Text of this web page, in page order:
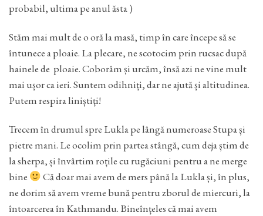
probabil, ultima pe anul ăsta )
Stăm mai mult de o oră la masă, timp în care începe să se
întunece a ploaie. La plecare, ne scotocim prin rucsac după
hainele de ploaie. Coborâm și urcăm, însă azi ne vine mult
mai ușor ca ieri. Suntem odihniți, dar ne ajută și altitudinea.
Putem respira liniștiți!
Trecem în drumul spre Lukla pe lângă numeroase Stupa și
pietre mani. Le ocolim prin partea stângă, cum deja știm de
la sherpa, și învârtim roțile cu rugăciuni pentru a ne merge
bine
Că doar mai avem de mers până la Lukla și, în plus,
ne dorim să avem vreme bună pentru zborul de miercuri, la
întoarcerea în Kathmandu. Bineînțeles că mai avem